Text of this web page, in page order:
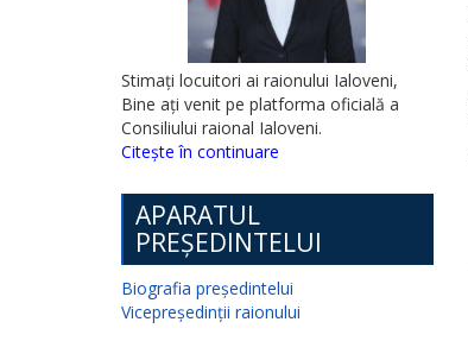
Stimați locuitori ai raionului Ialoveni,
Bine ați venit pe platforma oficială a
Consiliului raional Ialoveni.
Citește în continuare
APARATUL
PREȘEDINTELUI
Biografia președintelui
Vicepreședinții raionului